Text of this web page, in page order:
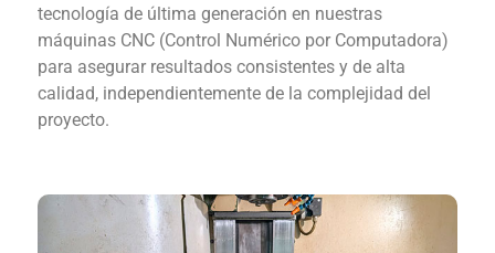
tecnología de última generación en nuestras
máquinas CNC (Control Numérico por Computadora)
para asegurar resultados consistentes y de alta
calidad, independientemente de la complejidad del
proyecto.